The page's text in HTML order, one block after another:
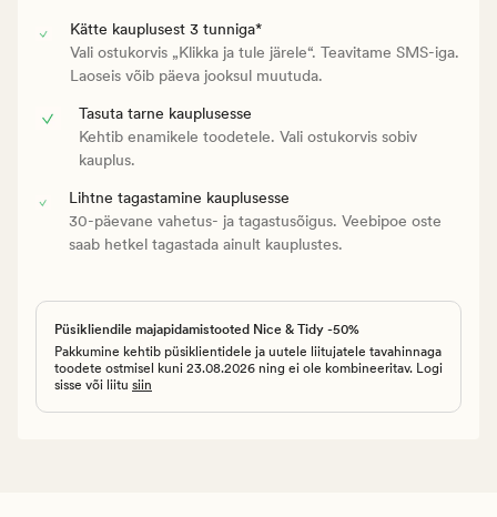
Kätte kauplusest 3 tunniga*
Vali ostukorvis „Klikka ja tule järele“. Teavitame SMS-iga.
Laoseis võib päeva jooksul muutuda.
Tasuta tarne kauplusesse
Kehtib enamikele toodetele. Vali ostukorvis sobiv
kauplus.
Lihtne tagastamine kauplusesse
30-päevane vahetus- ja tagastusõigus. Veebipoe oste
saab hetkel tagastada ainult kauplustes.
Püsikliendile majapidamistooted Nice & Tidy -50%
Pakkumine kehtib püsiklientidele ja uutele liitujatele tavahinnaga
toodete ostmisel kuni 23.08.2026 ning ei ole kombineeritav. Logi
sisse või liitu siin